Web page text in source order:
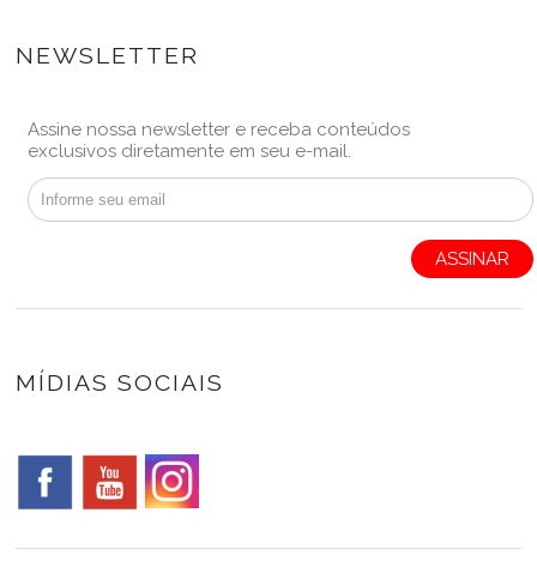
NEWSLETTER
Assine nossa newsletter e receba conteúdos
exclusivos diretamente em seu e-mail.
ASSINAR
MÍDIAS SOCIAIS